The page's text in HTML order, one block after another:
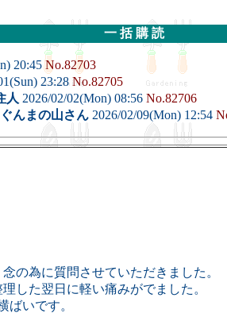
一 括 購 読
20:45No.82703
23:28 No.82705
人 2026/02/02(Mon) 08:56 No.82706
ぐんまの山さん 2026/02/09(Mon) 12:54
の為に質問させていただきました。
した翌日に軽い痛みがでました。
ばいです。